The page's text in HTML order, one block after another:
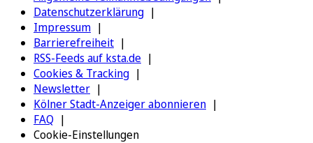
Datenschutzerklärung
Impressum
Barrierefreiheit
RSS-Feeds auf ksta.de
Cookies & Tracking
Newsletter
Kölner Stadt-Anzeiger abonnieren
FAQ
Cookie-Einstellungen